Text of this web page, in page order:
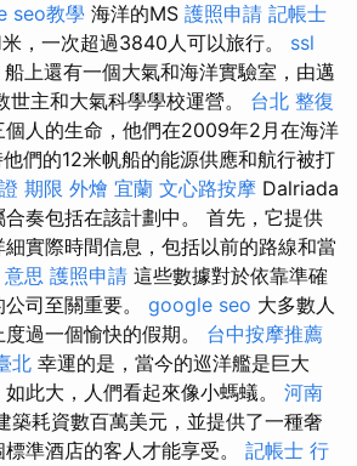
seo教學 海洋的MS 護照申請 記帳士
，一次超過3840人可以旅行。 ssl
船上還有一個大氣和海洋實驗室，由邁
世主和大氣科學學校運營。 台北 整復
個人的生命，他們在2009年2月在海洋
們的12米帆船的能源供應和航行被打
期限 外燴 宜蘭 文心路按摩 Dalriada
奏包括在該計劃中。 首先，它提供
實際時間信息，包括以前的路線和當
思 護照申請 這些數據對於依靠準確
司至關重要。 google seo 大多數人
過一個愉快的假期。 台中按摩推薦
北 幸運的是，當今的巡洋艦是巨大
此大，人們看起來像小螞蟻。 河南
築耗資數百萬美元，並提供了一種奢
準酒店的客人才能享受。 記帳士 行